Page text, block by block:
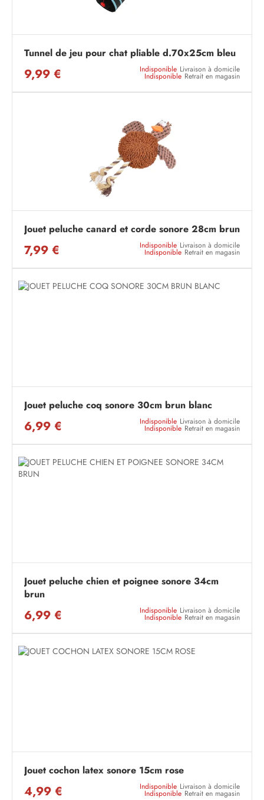
Tunnel de jeu pour chat pliable d.70x25cm bleu
9,99 € Indisponible Livraison à domicile
Indisponible Retrait en magasin
Jouet peluche canard et corde sonore 28cm brun
7,99 € Indisponible Livraison à domicile
Indisponible Retrait en magasin
Jouet peluche coq sonore 30cm brun blanc
6,99 € Indisponible Livraison à domicile
Indisponible Retrait en magasin
Jouet peluche chien et poignee sonore 34cm
brun
6,99 € Indisponible Livraison à domicile
Indisponible Retrait en magasin
Jouet cochon latex sonore 15cm rose
4,99 € Indisponible Livraison à domicile
Indisponible Retrait en magasin